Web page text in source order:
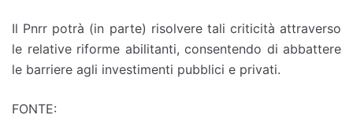
Il Pnrr potrà (in parte) risolvere tali criticità attraverso
le relative riforme abilitanti, consentendo di abbattere
le barriere agli investimenti pubblici e privati.
FONTE: